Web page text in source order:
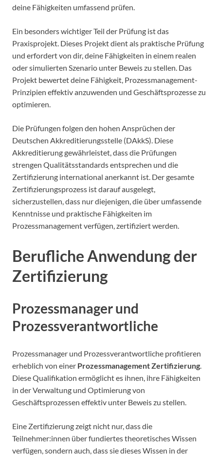
deine Fähigkeiten umfassend prüfen.
Ein besonders wichtiger Teil der Prüfung ist das
Praxisprojekt. Dieses Projekt dient als praktische Prüfung
und erfordert von dir, deine Fähigkeiten in einem realen
oder simulierten Szenario unter Beweis zu stellen. Das
Projekt bewertet deine Fähigkeit, Prozessmanagement-
Prinzipien effektiv anzuwenden und Geschäftsprozesse zu
optimieren.
Die Prüfungen folgen den hohen Ansprüchen der
Deutschen Akkreditierungsstelle (DAkkS). Diese
Akkreditierung gewährleistet, dass die Prüfungen
strengen Qualitätsstandards entsprechen und die
Zertifizierung international anerkannt ist. Der gesamte
Zertifizierungsprozess ist darauf ausgelegt,
sicherzustellen, dass nur diejenigen, die über umfassende
Kenntnisse und praktische Fähigkeiten im
Prozessmanagement verfügen, zertifiziert werden.
Berufliche Anwendung der
Zertifizierung
Prozessmanager und
Prozessverantwortliche
Prozessmanager und Prozessverantwortliche profitieren
erheblich von einer Prozessmanagement Zertifizierung
Diese Qualifikation ermöglicht es ihnen, ihre Fähigkeiten
in der Verwaltung und Optimierung von
Geschäftsprozessen effektiv unter Beweis zu stellen.
Eine Zertifizierung zeigt nicht nur, dass die
Teilnehmer:innen über fundiertes theoretisches Wissen
verfügen, sondern auch, dass sie dieses Wissen in der